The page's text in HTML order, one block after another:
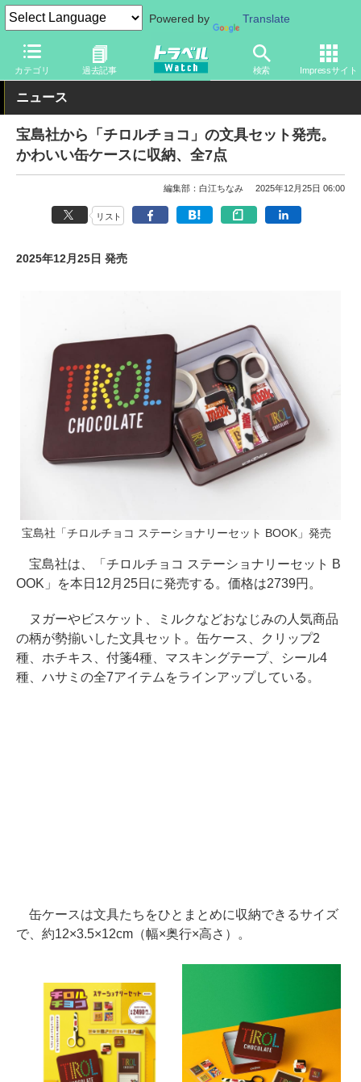
Powered by Translate
カテゴリ 過去記事 検索 Impressサイト
トラベル Watch 旅のアイテム 旅行グッズ 文具
ニュース
宝島社から「チロルチョコ」の文具セット発売。
かわいい缶ケースに収納、全7点
編集部：白江ちなみ 2025年12月25日 06:00
リスト
2025年12月25日 発売
宝島社「チロルチョコ ステーショナリーセット BOOK」発売
宝島社は、「チロルチョコ ステーショナリーセット B
OOK」を本日12月25日に発売する。価格は2739円。
ヌガーやビスケット、ミルクなどおなじみの人気商品
の柄が勢揃いした文具セット。缶ケース、クリップ2
種、ホチキス、付箋4種、マスキングテープ、シール4
種、ハサミの全7アイテムをラインアップしている。
缶ケースは文具たちをひとまとめに収納できるサイズ
で、約12×3.5×12cm（幅×奥行×高さ）。